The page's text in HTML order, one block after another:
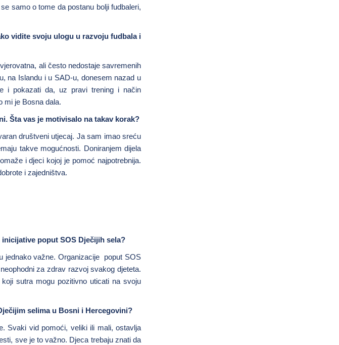
samo o tome da postanu bolji fudbaleri,
vidite svoju ulogu u razvoju fudbala i
ali često nedostaje savremenih
na Islandu i u SAD-u, donesem nazad u
i pokazati da, uz pravi trening i način
mi je Bosna dala.
Šta vas je motivisalo na takav korak?
društveni utjecaj. Ja sam imao sreću
takve mogućnosti. Doniranjem dijela
i djeci kojoj je pomoć najpotrebnija.
i zajedništva.
poput SOS Dječijih sela?
jednako važne. Organizacije poput SOS
za zdrav razvoj svakog djeteta.
sutra mogu pozitivno uticati na svoju
selima u Bosni i Hercegovini?
Svaki vid pomoći, veliki ili mali, ostavlja
sve je to važno. Djeca trebaju znati da